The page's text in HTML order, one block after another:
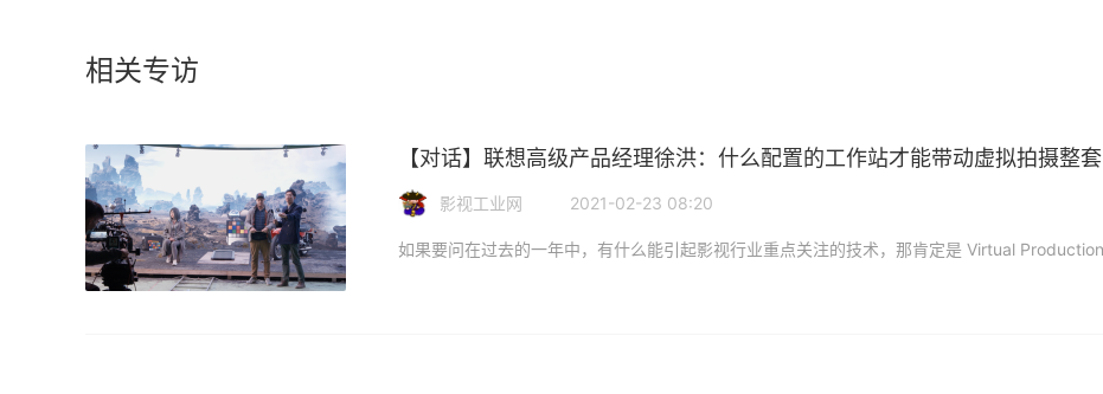
相关专访
【对话】联想高级产品经理徐洪：什么配置的工作站才能带动虚拟拍摄整套
影视工业网 2021-02-23 08:20